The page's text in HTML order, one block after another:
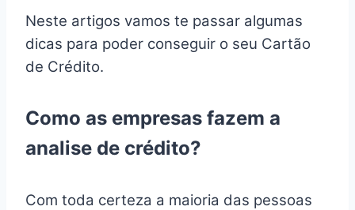
Neste artigos vamos te passar algumas
dicas para poder conseguir o seu Cartão
de Crédito.
Como as empresas fazem a
analise de crédito?
Com toda certeza a maioria das pessoas